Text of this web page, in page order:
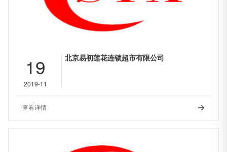
19
2019-11
北京易初莲花连锁超市有限公司
查看详情 